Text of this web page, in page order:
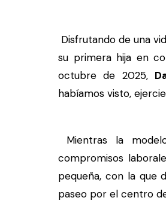
Disfrutando de una
su primera hija en
octubre de 2025,
habíamos visto,
Mientras la
compromisos
pequeña, con la que
paseo por el centro